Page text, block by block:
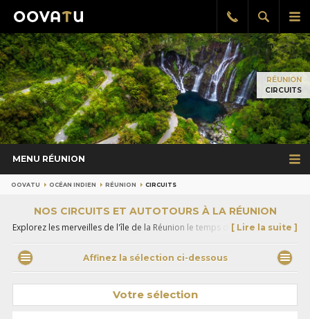
le
Afficher
la
Rappel
gratuit
RÉUNION
CIRCUITS
MENU RÉUNION
OOVATU OCÉAN INDIEN RÉUNION CIRCUITS
NOS CIRCUITS ET AUTOTOURS À LA RÉUNION
Explorez les merveilles de l'île de la Réunion le temps d'un circuit conçu
Laissez-vous charmer par cette région paradisiaque et découvrez
tous
nos combinés d'îles dans l'océan Indien
[ Lire la suite ]
Affinez la sélection ci-dessous
Votre sélection